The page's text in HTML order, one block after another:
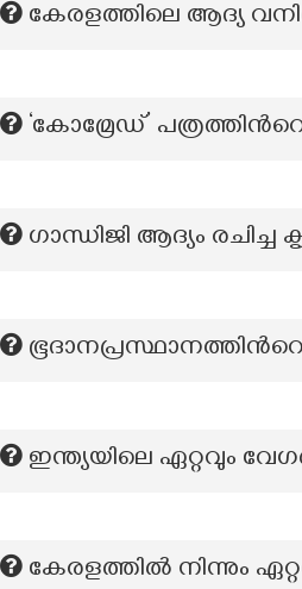
കേരളത്തിലെ ആദ്യ
‘കോമ്രേഡ്’
ഗാന്ധിജി ആദ്യം രചിച്ച
ഇന്ത്യയിലെ ഏറ്റവും
കേരളത്തില്‍ നിന്നും